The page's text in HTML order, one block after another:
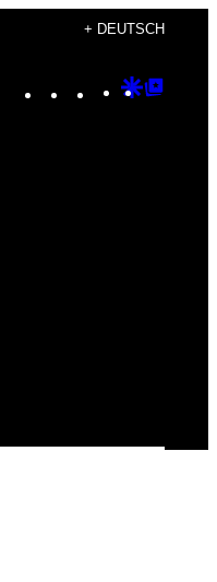
+ DEUTSCH
Instagram
TikTok
YouTube
Google